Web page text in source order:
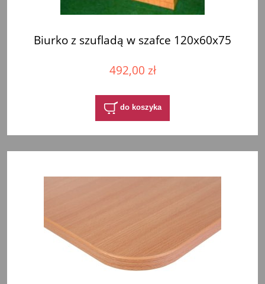
Biurko z szufladą w szafce 120x60x75
492,00 zł
do koszyka